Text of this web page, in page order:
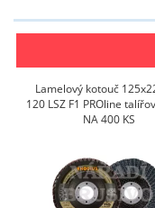
Lamelový kotouč
120 LSZ F1 PROline
NA 400 KS